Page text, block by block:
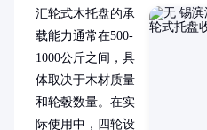
汇轮式木托盘的承
载能力通常在500-
1000公斤之间，具
体取决于木材质量
和轮毂数量。在实
际使用中，四轮设